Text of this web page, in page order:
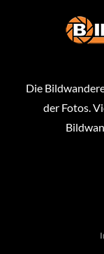
Die
der Fotos.